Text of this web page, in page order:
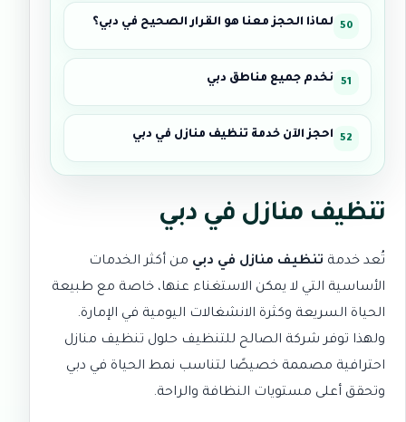
لماذا الحجز معنا هو القرار الصحيح في دبي؟
نخدم جميع مناطق دبي
احجز الآن خدمة تنظيف منازل في دبي
تنظيف منازل في دبي
تُعد خدمة تنظيف منازل في دبي من أكثر الخدمات
الأساسية التي لا يمكن الاستغناء عنها، خاصة مع طبيعة
الحياة السريعة وكثرة الانشغالات اليومية في الإمارة.
ولهذا توفر شركة الصالح للتنظيف حلول تنظيف منازل
احترافية مصممة خصيصًا لتناسب نمط الحياة في دبي
وتحقق أعلى مستويات النظافة والراحة.